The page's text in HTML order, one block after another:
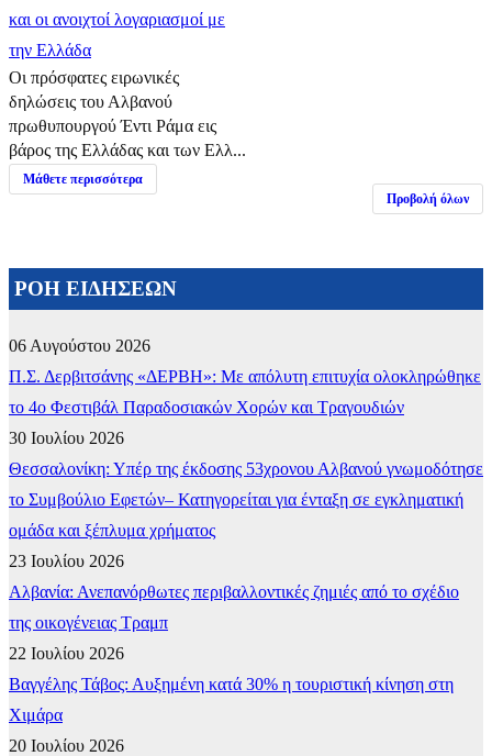
και οι ανοιχτοί λογαριασμοί με
την Ελλάδα
Οι πρόσφατες ειρωνικές
δηλώσεις του Αλβανού
πρωθυπουργού Έντι Ράμα εις
βάρος της Ελλάδας και των Ελλ...
Μάθετε περισσότερα
Προβολή όλων
ΡΟΗ ΕΙΔΗΣΕΩΝ
06 Αυγούστου 2026
Π.Σ. Δερβιτσάνης «ΔΕΡΒΗ»: Με απόλυτη επιτυχία ολοκληρώθηκε
το 4ο Φεστιβάλ Παραδοσιακών Χορών και Τραγουδιών
30 Ιουλίου 2026
Θεσσαλονίκη: Υπέρ της έκδοσης 53χρονου Αλβανού γνωμοδότησε
το Συμβούλιο Εφετών– Κατηγορείται για ένταξη σε εγκληματική
ομάδα και ξέπλυμα χρήματος
23 Ιουλίου 2026
Αλβανία: Ανεπανόρθωτες περιβαλλοντικές ζημιές από το σχέδιο
της οικογένειας Τραμπ
22 Ιουλίου 2026
Βαγγέλης Τάβος: Αυξημένη κατά 30% η τουριστική κίνηση στη
Χιμάρα
20 Ιουλίου 2026